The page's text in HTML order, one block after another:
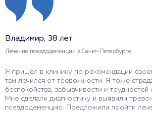
Владимир, 38 лет
Лечение псевдодеменции в Санкт-Петербурге
Я пришел в клинику по рекомендации
там лечился от тревожности. Я тоже
беспокойства, забывчивости и трудностей
Мне сделали диагностику и выявили
псевдодеменцию. Предложили пройти